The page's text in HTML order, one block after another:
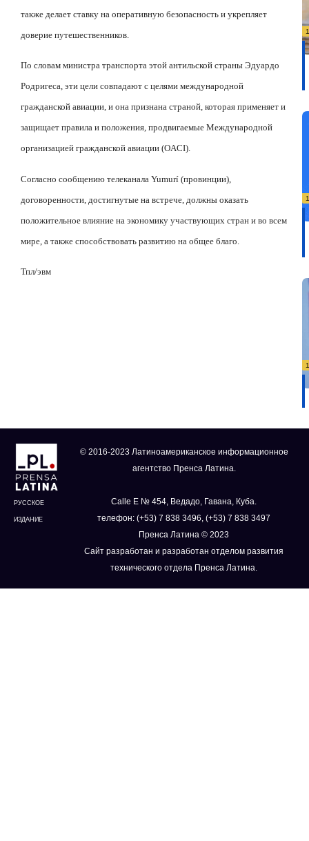
также делает ставку на оперативную безопасность и укрепляет
доверие путешественников.
По словам министра транспорта этой антильской страны Эдуардо
Родригеса, эти цели совпадают с целями международной
гражданской авиации, и она признана страной, которая применяет и
защищает правила и положения, продвигаемые Международной
организацией гражданской авиации (OACI).
Согласно сообщению телеканала Yumurí (провинции),
договоренности, достигнутые на встрече, должны оказать
положительное влияние на экономику участвующих стран и во всем
мире, а также способствовать развитию на общее благо.
Тпл/эвм
РУССКОЕ
ИЗДАНИЕ
© 2016-2023 Латиноамериканское информационное
агентство Пренса Латина.
Calle E № 454, Ведадо, Гавана, Куба.
телефон: (+53) 7 838 3496, (+53) 7 838 3497
Пренса Латина © 2023
Сайт разработан и разработан отделом развития
технического отдела Пренса Латина.